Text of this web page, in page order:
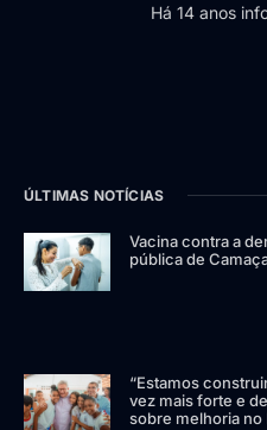
Há 14 anos
ÚLTIMAS NOTÍCIAS
Vacina contra a
pública de
“Estamos
vez mais forte e
sobre melhoria